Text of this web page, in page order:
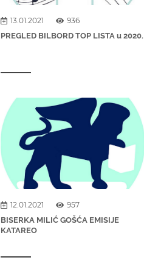
13.01.2021
936
PREGLED BILBORD TOP LISTA u 2020.
12.01.2021
957
BISERKA MILIĆ GOŠĆA EMISIJE
KATAREO